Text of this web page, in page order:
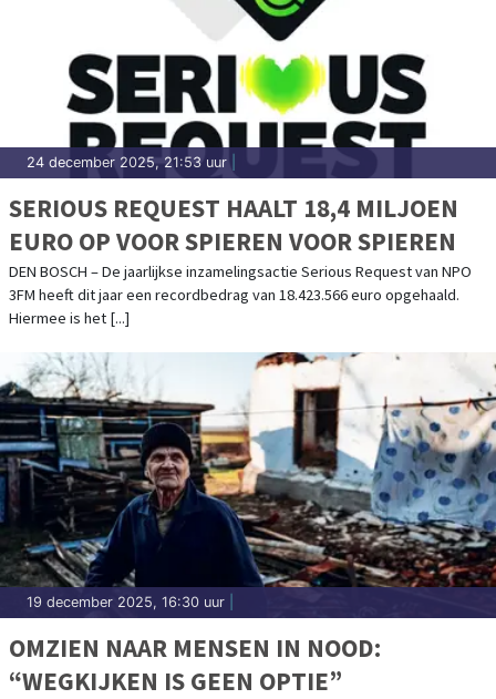
24 december 2025, 21:53 uur
SERIOUS REQUEST HAALT 18,4 MILJOEN
EURO OP VOOR SPIEREN VOOR SPIEREN
DEN BOSCH – De jaarlijkse inzamelingsactie Serious Request van NPO
3FM heeft dit jaar een recordbedrag van 18.423.566 euro opgehaald.
Hiermee is het [...]
19 december 2025, 16:30 uur
OMZIEN NAAR MENSEN IN NOOD:
“WEGKIJKEN IS GEEN OPTIE”